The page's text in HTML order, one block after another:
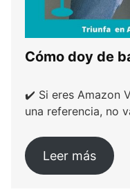
Cómo doy de
✔️ Si eres Amazon
una referencia, no
Leer más